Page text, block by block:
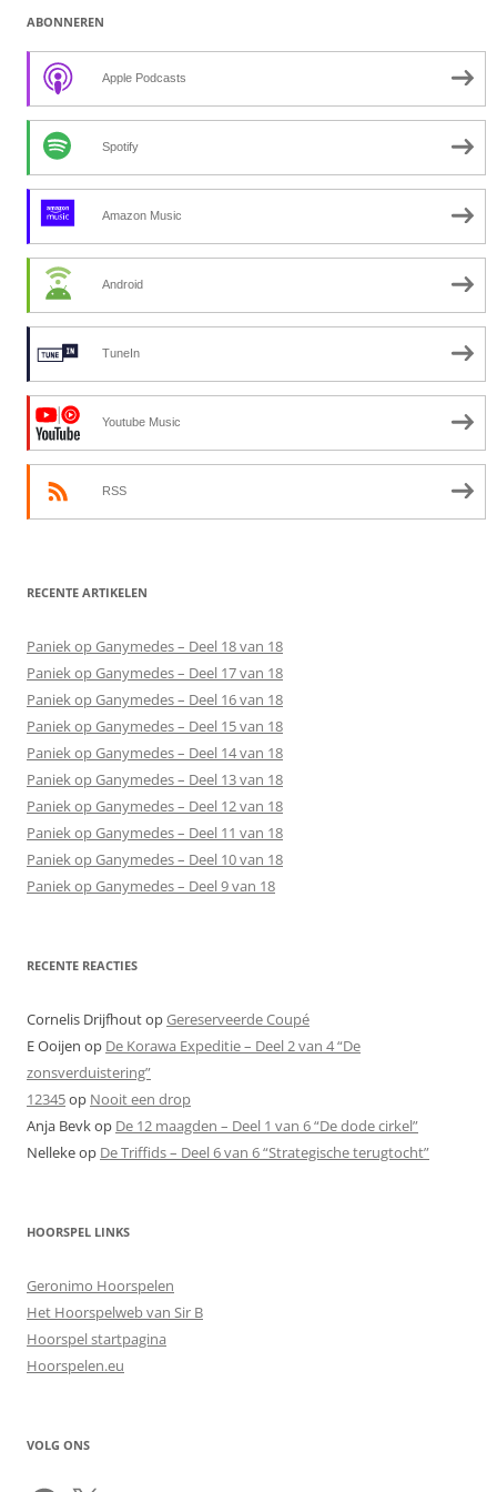
ABONNEREN
Apple Podcasts
Spotify
Amazon Music
Android
TuneIn
Youtube Music
RSS
RECENTE ARTIKELEN
Paniek op Ganymedes – Deel 18 van 18
Paniek op Ganymedes – Deel 17 van 18
Paniek op Ganymedes – Deel 16 van 18
Paniek op Ganymedes – Deel 15 van 18
Paniek op Ganymedes – Deel 14 van 18
Paniek op Ganymedes – Deel 13 van 18
Paniek op Ganymedes – Deel 12 van 18
Paniek op Ganymedes – Deel 11 van 18
Paniek op Ganymedes – Deel 10 van 18
Paniek op Ganymedes – Deel 9 van 18
RECENTE REACTIES
Cornelis DrijfhoutopGereserveerde Coupé
E Ooijen op De Korawa Expeditie – Deel 2 van 4 “De
zonsverduistering”
12345op Nooit een drop
Anja Bevkop De 12 maagden – Deel 1 van 6 “De dode cirkel”
Nellekeop De Triffids – Deel 6 van 6 “Strategische terugtocht”
HOORSPEL LINKS
Geronimo Hoorspelen
Het Hoorspelweb van Sir B
Hoorspel startpagina
Hoorspelen.eu
VOLG ONS